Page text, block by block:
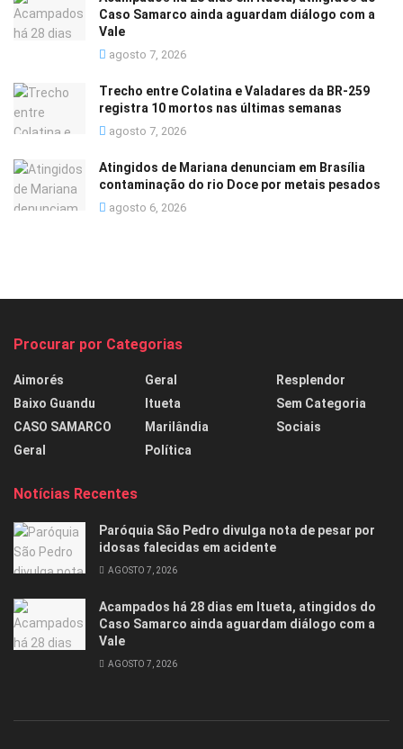
Caso Samarco ainda aguardam diálogo com a
Vale
agosto 7, 2026
Trecho entre Colatina e Valadares da BR-259
registra 10 mortos nas últimas semanas
agosto 7, 2026
Atingidos de Mariana denunciam em Brasília
contaminação do rio Doce por metais pesados
agosto 6, 2026
Procurar por Categorias
Aimorés
Baixo Guandu
CASO SAMARCO
Geral
Geral
Itueta
Marilândia
Política
Resplendor
Sem Categoria
Sociais
Notícias Recentes
Paróquia São Pedro divulga nota de pesar por
idosas falecidas em acidente
AGOSTO 7, 2026
Acampados há 28 dias em Itueta, atingidos do
Caso Samarco ainda aguardam diálogo com a
Vale
AGOSTO 7, 2026